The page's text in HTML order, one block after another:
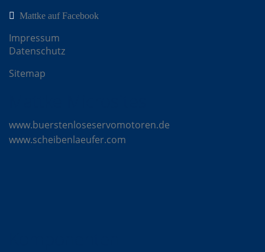
Mattke auf Facebook
Impressum
Datenschutz
Sitemap
www.buerstenloseservomotoren.de
www.scheibenlaeufer.com